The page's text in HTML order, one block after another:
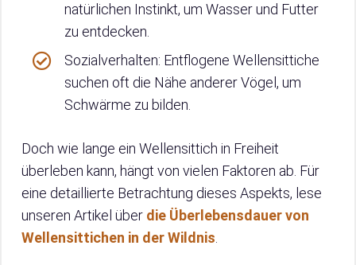
natürlichen Instinkt, um Wasser und Futter
zu entdecken.
Sozialverhalten: Entflogene Wellensittiche
suchen oft die Nähe anderer Vögel, um
Schwärme zu bilden.
Doch wie lange ein Wellensittich in Freiheit
überleben kann, hängt von vielen Faktoren ab. Für
eine detaillierte Betrachtung dieses Aspekts, lese
unseren Artikel über die Überlebensdauer von
Wellensittichen in der Wildnis